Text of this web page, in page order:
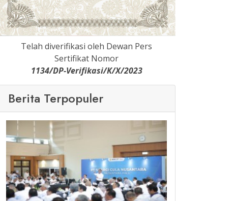
Telah diverifikasi oleh Dewan Pers
Sertifikat Nomor
1134/DP-Verifikasi/K/X/2023
Berita Terpopuler